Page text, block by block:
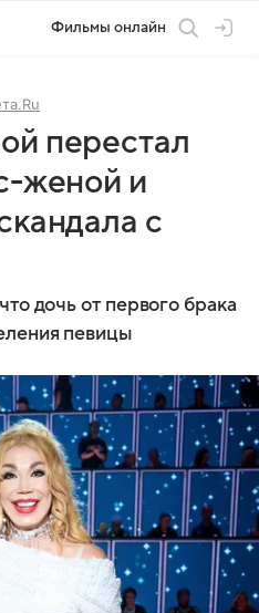
Фильмы онлайн
перестал
женой и
с
дочь от первого брака
певицы